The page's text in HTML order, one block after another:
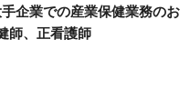
企業での産業保健業務のお
師、正看護師